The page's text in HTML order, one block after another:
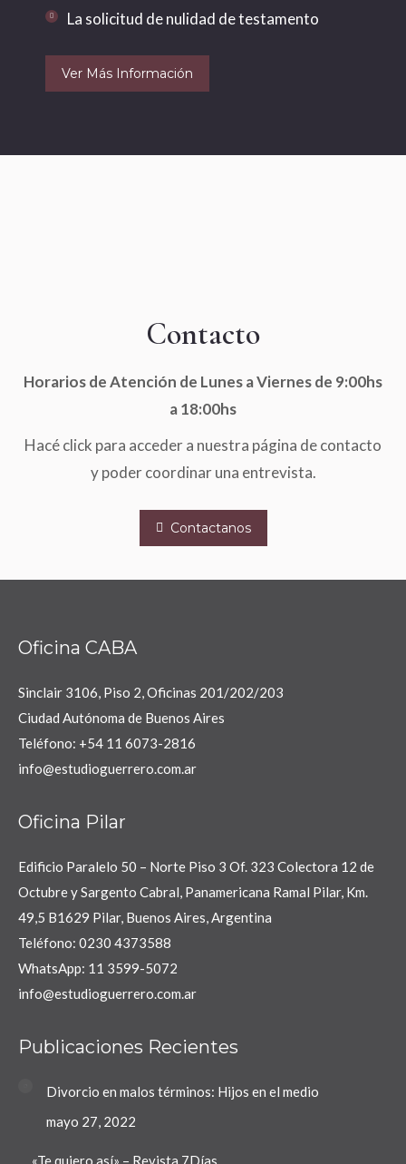
La solicitud de nulidad de testamento
Ver Más Información
Contacto
Horarios de Atención de Lunes a Viernes de 9:00hs
a 18:00hs
Hacé click para acceder a nuestra página de contacto
y poder coordinar una entrevista.
Contactanos
Oficina CABA
Sinclair 3106, Piso 2, Oficinas 201/202/203
Ciudad Autónoma de Buenos Aires
Teléfono: +54 11 6073-2816
info@estudioguerrero.com.ar
Oficina Pilar
Edificio Paralelo 50 – Norte Piso 3 Of. 323 Colectora 12 de
Octubre y Sargento Cabral, Panamericana Ramal Pilar, Km.
49,5 B1629 Pilar, Buenos Aires, Argentina
Teléfono: 0230 4373588
WhatsApp: 11 3599-5072
info@estudioguerrero.com.ar
Publicaciones Recientes
Divorcio en malos términos: Hijos en el medio
mayo 27, 2022